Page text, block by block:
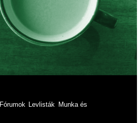
Fórumok Levlisták
Munka és